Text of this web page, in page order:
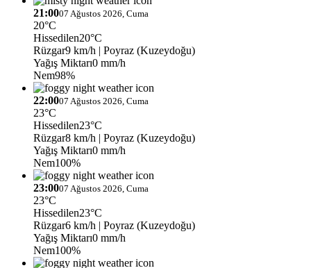
21:0007 Ağustos 2026, Cuma
20°C
Hissedilen20°C
Rüzgar9 km/h | Poyraz (Kuzeydoğu)
Yağış Miktarı0 mm/h
Nem98%
22:0007 Ağustos 2026, Cuma
23°C
Hissedilen23°C
Rüzgar8 km/h | Poyraz (Kuzeydoğu)
Yağış Miktarı0 mm/h
Nem100%
23:0007 Ağustos 2026, Cuma
23°C
Hissedilen23°C
Rüzgar6 km/h | Poyraz (Kuzeydoğu)
Yağış Miktarı0 mm/h
Nem100%